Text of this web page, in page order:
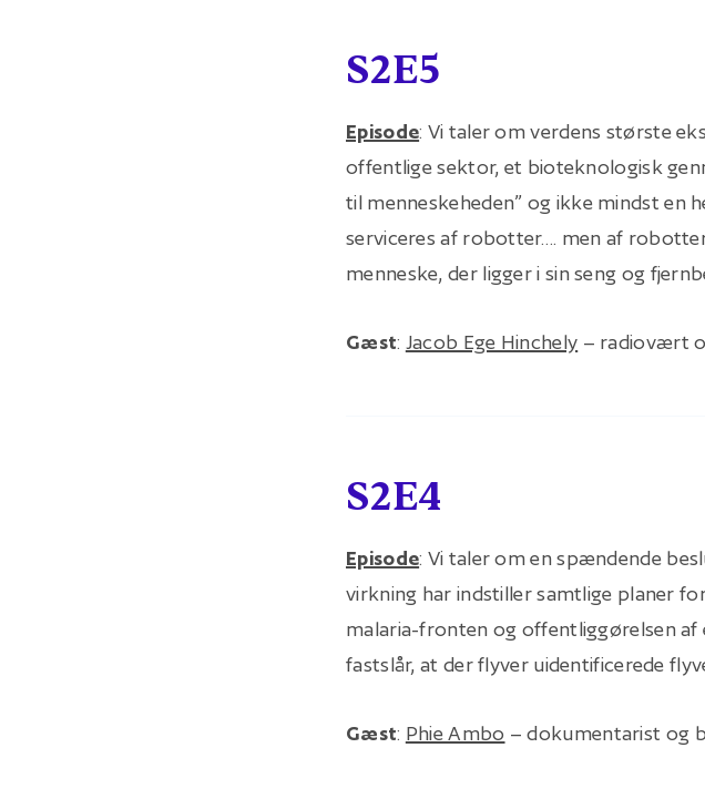
S2E5
Episode: Vi taler om verdens største
offentlige sektor, et bioteknologisk
til menneskeheden” og ikke mindst en
serviceres af robotter…. men af
menneske, der ligger i sin seng og
Gæst: Jacob Ege Hinchely – radiovært
S2E4
Episode: Vi taler om en spændende
virkning har indstiller samtlige planer
malaria-fronten og offentliggørelsen
fastslår, at der flyver uidentificerede
Gæst: Phie Ambo – dokumentarist og